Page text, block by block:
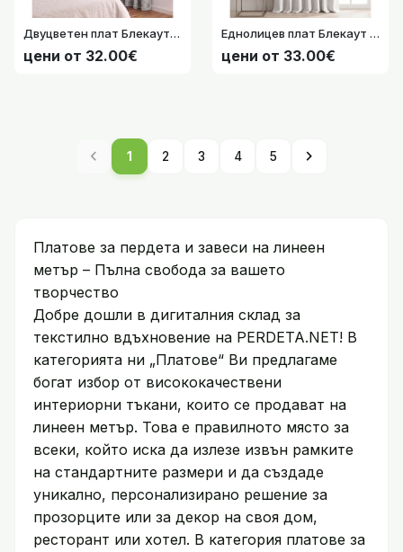
Двуцветен плат Блекаут (Blackout) за завеси със 100% затъмняващ ефект, плюшена текстура, ширина-295см. код-4735-KDM13364
цени от 32.00€
Еднолицев плат Блекаут (Blackout) за завеси със 100% затъмняващ ефект, кадифена текстура, ширина-295см. код-36440-001
цени от 33.00€
chevron_left 1 2 3 4 5 chevron_right
Платове за пердета и завеси на линеен
метър – Пълна свобода за вашето
творчество
Добре дошли в дигиталния склад за
текстилно вдъхновение на PERDETA.NET! В
категорията ни „Платове“ Ви предлагаме
богат избор от висококачествени
интериорни тъкани, които се продават на
линеен метър. Това е правилното място за
всеки, който иска да излезе извън рамките
на стандартните размери и да създаде
уникално, персонализирано решение за
прозорците или за декор на своя дом,
ресторант или хотел. В категория платове за